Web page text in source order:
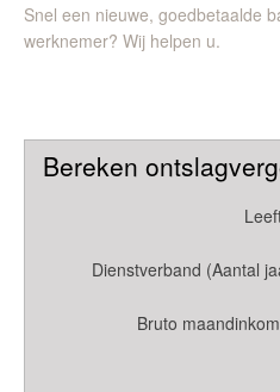
Snel een nieuwe, goedbetaalde
werknemer? Wij helpen u.
Bereken
Dienstverband (Aantal
Bruto